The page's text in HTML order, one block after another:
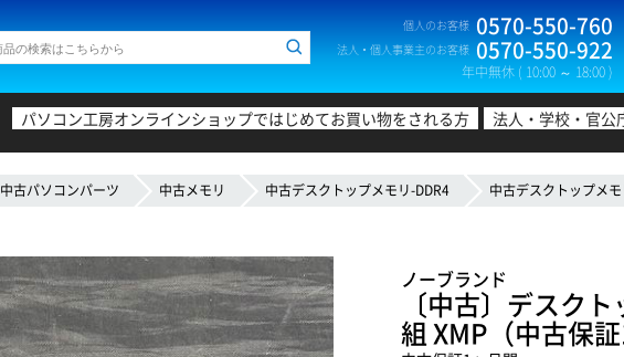
個人のお客様 0570-550-760
法人・個人事業主のお客様 0570-550-922
年中無休 ( 10:00 ～ 18:00 )
パソコン工房オンラインショップではじめてお買い物をされる方 法人・学校・官公
中古パソコンパーツ 中古メモリ 中古デスクトップメモリ-DDR4 中古デスクトップメ
ノーブランド
〔中古〕デスク
組 XMP（中古保証